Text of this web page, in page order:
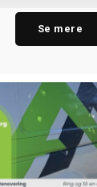
Se mere